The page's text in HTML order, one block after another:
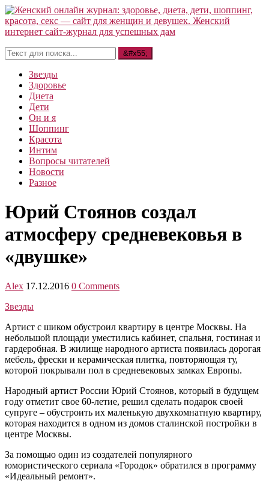
Звезды
Здоровье
Диета
Дети
Он и я
Шоппинг
Красота
Интим
Вопросы читателей
Новости
Разное
Юрий Стоянов создал
атмосферу средневековья в
«двушке»
Alex 17.12.2016 0 Comments
Звезды
Артист с шиком обустроил квартиру в центре Москвы. На
небольшой площади уместились кабинет, спальня, гостиная и
гардеробная. В жилище народного артиста появилась дорогая
мебель, фрески и керамическая плитка, повторяющая ту,
которой покрывали пол в средневековых замках Европы.
Народный артист России Юрий Стоянов, который в будущем
году отметит свое 60-летие, решил сделать подарок своей
супруге – обустроить их маленькую двухкомнатную квартиру,
которая находится в одном из домов сталинской постройки в
центре Москвы.
За помощью один из создателей популярного
юмористического сериала «Городок» обратился в программу
«Идеальный ремонт».